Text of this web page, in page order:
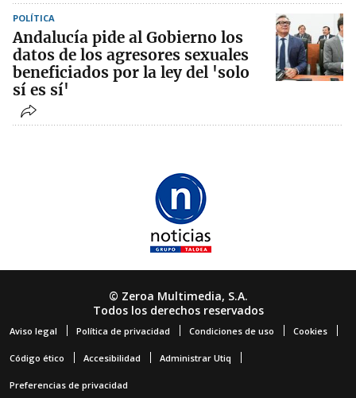
POLÍTICA
Andalucía pide al Gobierno los
datos de los agresores sexuales
beneficiados por la ley del 'solo
sí es sí'
© Zeroa Multimedia, S.A.
Todos los derechos reservados
Aviso legal Política de privacidad Condiciones de uso Cookies
Código ético Accesibilidad Administrar Utiq
Preferencias de privacidad